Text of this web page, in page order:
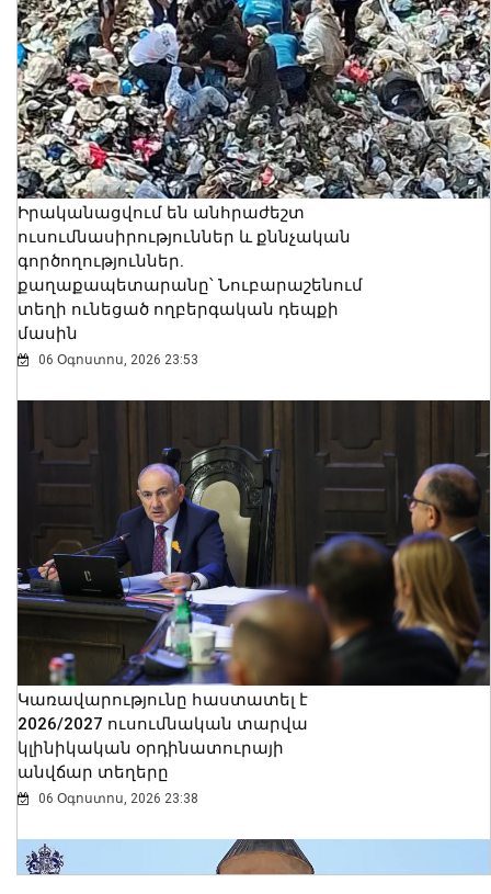
Իրականացվում են անհրաժեշտ
ուսումնասիրություններ և քննչական
գործողություններ.
քաղաքապետարանը՝ Նուբարաշենում
տեղի ունեցած ողբերգական դեպքի
մասին
06 Օգոստոս, 2026 23:53
Կառավարությունը հաստատել է
2026/2027 ուսումնական տարվա
կլինիկական օրդինատուրայի
անվճար տեղերը
06 Օգոստոս, 2026 23:38